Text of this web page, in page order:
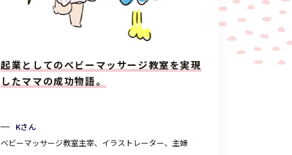
起業としてのベビーマッサージ教室を実現
したママの成功物語。
Kさん
ベビーマッサージ教室主宰、イラストレーター、主婦